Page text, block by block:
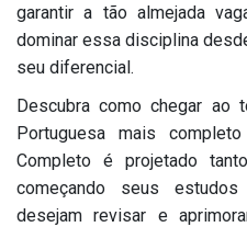
garantir a tão almejada
dominar essa disciplina
seu diferencial.
Descubra como chegar ao
Portuguesa mais
Completo é projetado
começando seus
desejam revisar e